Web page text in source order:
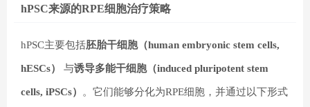
hPSC来源的RPE细胞治疗策略
hPSC主要包括胚胎干细胞（human embryonic stem cells,
hESCs） 与诱导多能干细胞（induced pluripotent stem
cells, iPSCs） 。它们能够分化为RPE细胞，并通过以下形式